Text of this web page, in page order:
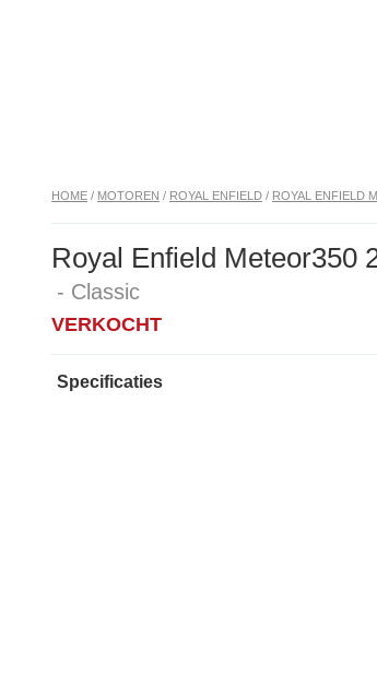
HOME / MOTOREN / ROYAL ENFIELD / ROYAL ENFIELD
Royal Enfield Meteor350
- Classic
VERKOCHT
Specificaties